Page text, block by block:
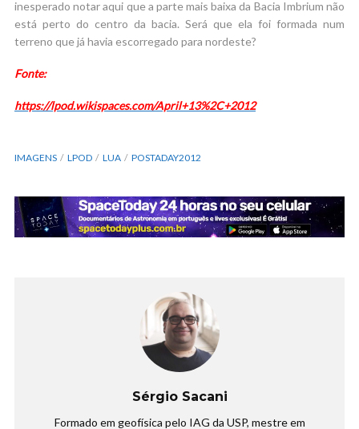
inesperado notar aqui que a parte mais baixa da Bacia Imbrium não
está perto do centro da bacia. Será que ela foi formada num
terreno que já havia escorregado para nordeste?
Fonte:
https://lpod.wikispaces.com/April+13%2C+2012
IMAGENS LPOD LUA POSTADAY2012
Sérgio Sacani
Formado em geofísica pelo IAG da USP, mestre em